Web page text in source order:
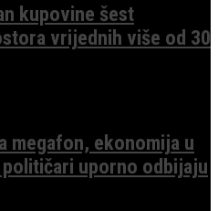
kupovine šest
vrijednih više od 30
megafon, ekonomija u
političari uporno odbijaju